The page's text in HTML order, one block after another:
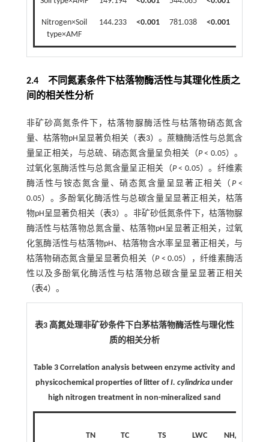
Nitrogen×Soil
type×AMF
144.233 <0.001 781.038 <0.001
2.4 不同氮素条件下枯落物酶活性与其理化性质之
间的相关性分析
非矿砂高氮条件下，枯落物脲酶活性与枯落物硝态氮含
量、枯落物pH呈显著负相关（ 表3）。蔗糖酶活性与总氮含
量呈正相关，与总硫、硝态氮含量呈负相关（P< 0.05）。
过氧化氢酶活性与总氮含量呈正相关（P< 0.05）。纤维素
酶活性与铵态氮含量、硝态氮含量呈显著正相关（ P<
0.05）。多酚氧化酶活性与总碳含量呈显著正相关，枯落
物pH呈显著负相关（表3）。非矿砂低氮条件下，枯落物脲
酶活性与枯落物总氮含量、枯落物pH呈显著正相关，过氧
化氢酶活性与枯落物pH、枯落物含水率呈显著正相关，与
枯落物硝态氮含量呈显著负相关（P< 0.05），纤维素酶活
性以及多酚氧化酶活性与枯落物总碳含量呈显著正相关
（表4）。
表3 高氮处理非矿砂条件下白茅枯落物酶活性与理化性
质的相关分析
Table 3 Correlation analysis between enzyme activity and
physicochemical properties of litter ofI. cylindrica under
high nitrogen treatment in non-mineralized sand
TN TC TS LWC NH4